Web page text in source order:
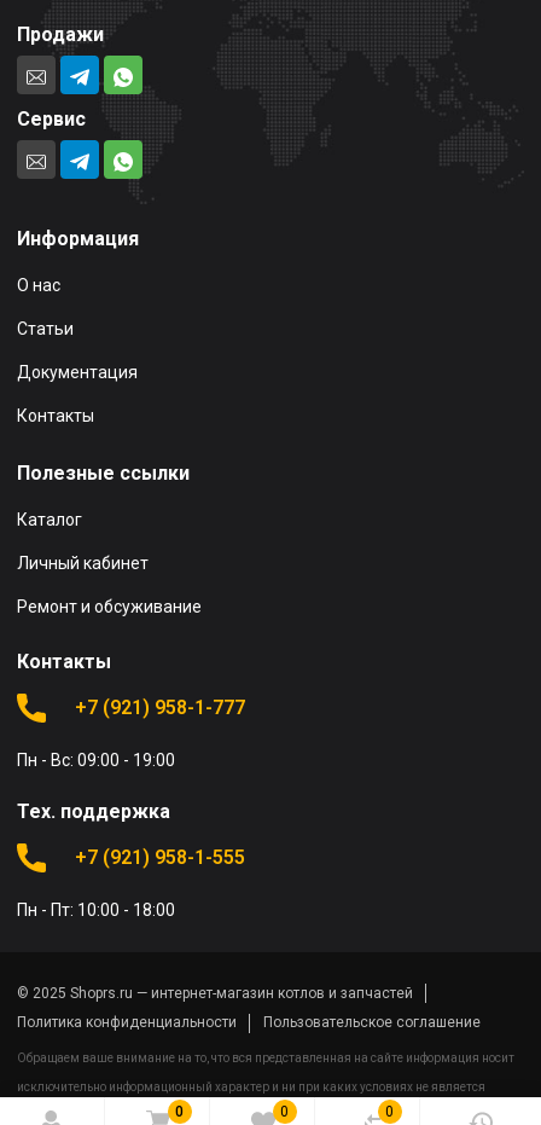
0 0 0
Продажи
Сервис
Информация
О нас
Статьи
Документация
Контакты
Полезные ссылки
Каталог
Личный кабинет
Ремонт и обсуживание
Контакты
+7 (921) 958-1-777
Пн - Вс: 09:00 - 19:00
Тех. поддержка
+7 (921) 958-1-555
Пн - Пт: 10:00 - 18:00
© 2025 Shoprs.ru — интернет-магазин котлов и запчастей
Политика конфиденциальности
Пользовательское соглашение
Обращаем ваше внимание на то, что вся представленная на сайте информация носит
исключительно информационный характер и ни при каких условиях не является
публичной офертой определяемой положениями Статьи 437(2) Гражданского кодекса